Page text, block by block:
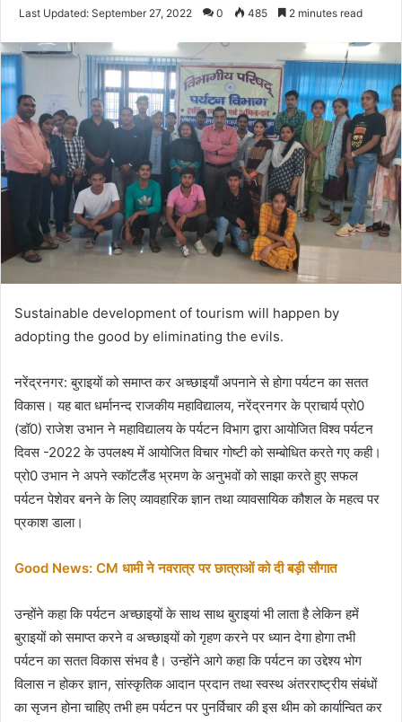
Last Updated: September 27, 2022 0 485 2 minutes read
Sustainable development of tourism will happen by
adopting the good by eliminating the evils.
नरेंद्रनगर: बुराइयों को समाप्त कर अच्छाइयाँ अपनाने से होगा पर्यटन का सतत
विकास। यह बात धर्मानन्द राजकीय महाविद्यालय, नरेंद्रनगर के प्राचार्य प्रो0
(डॉ0) राजेश उभान ने महाविद्यालय के पर्यटन विभाग द्वारा आयोजित विश्व पर्यटन
दिवस -2022 के उपलक्ष्य में आयोजित विचार गोष्टी को सम्बोधित करते गए कही।
प्रो0 उभान ने अपने स्कॉटलैंड भ्रमण के अनुभवों को साझा करते हुए सफल
पर्यटन पेशेवर बनने के लिए व्यावहारिक ज्ञान तथा व्यावसायिक कौशल के महत्व पर
प्रकाश डाला।
Good News: CM धामी ने नवरात्र पर छात्राओं को दी बड़ी सौगात
उन्होंने कहा कि पर्यटन अच्छाइयों के साथ साथ बुराइयां भी लाता है लेकिन हमें
बुराइयों को समाप्त करने व अच्छाइयों को गृहण करने पर ध्यान देगा होगा तभी
पर्यटन का सतत विकास संभव है। उन्होंने आगे कहा कि पर्यटन का उद्देश्य भोग
विलास न होकर ज्ञान, सांस्कृतिक आदान प्रदान तथा स्वस्थ अंतरराष्ट्रीय संबंधों
का सृजन होना चाहिए तभी हम पर्यटन पर पुनर्विचार की इस थीम को कार्यान्वित कर